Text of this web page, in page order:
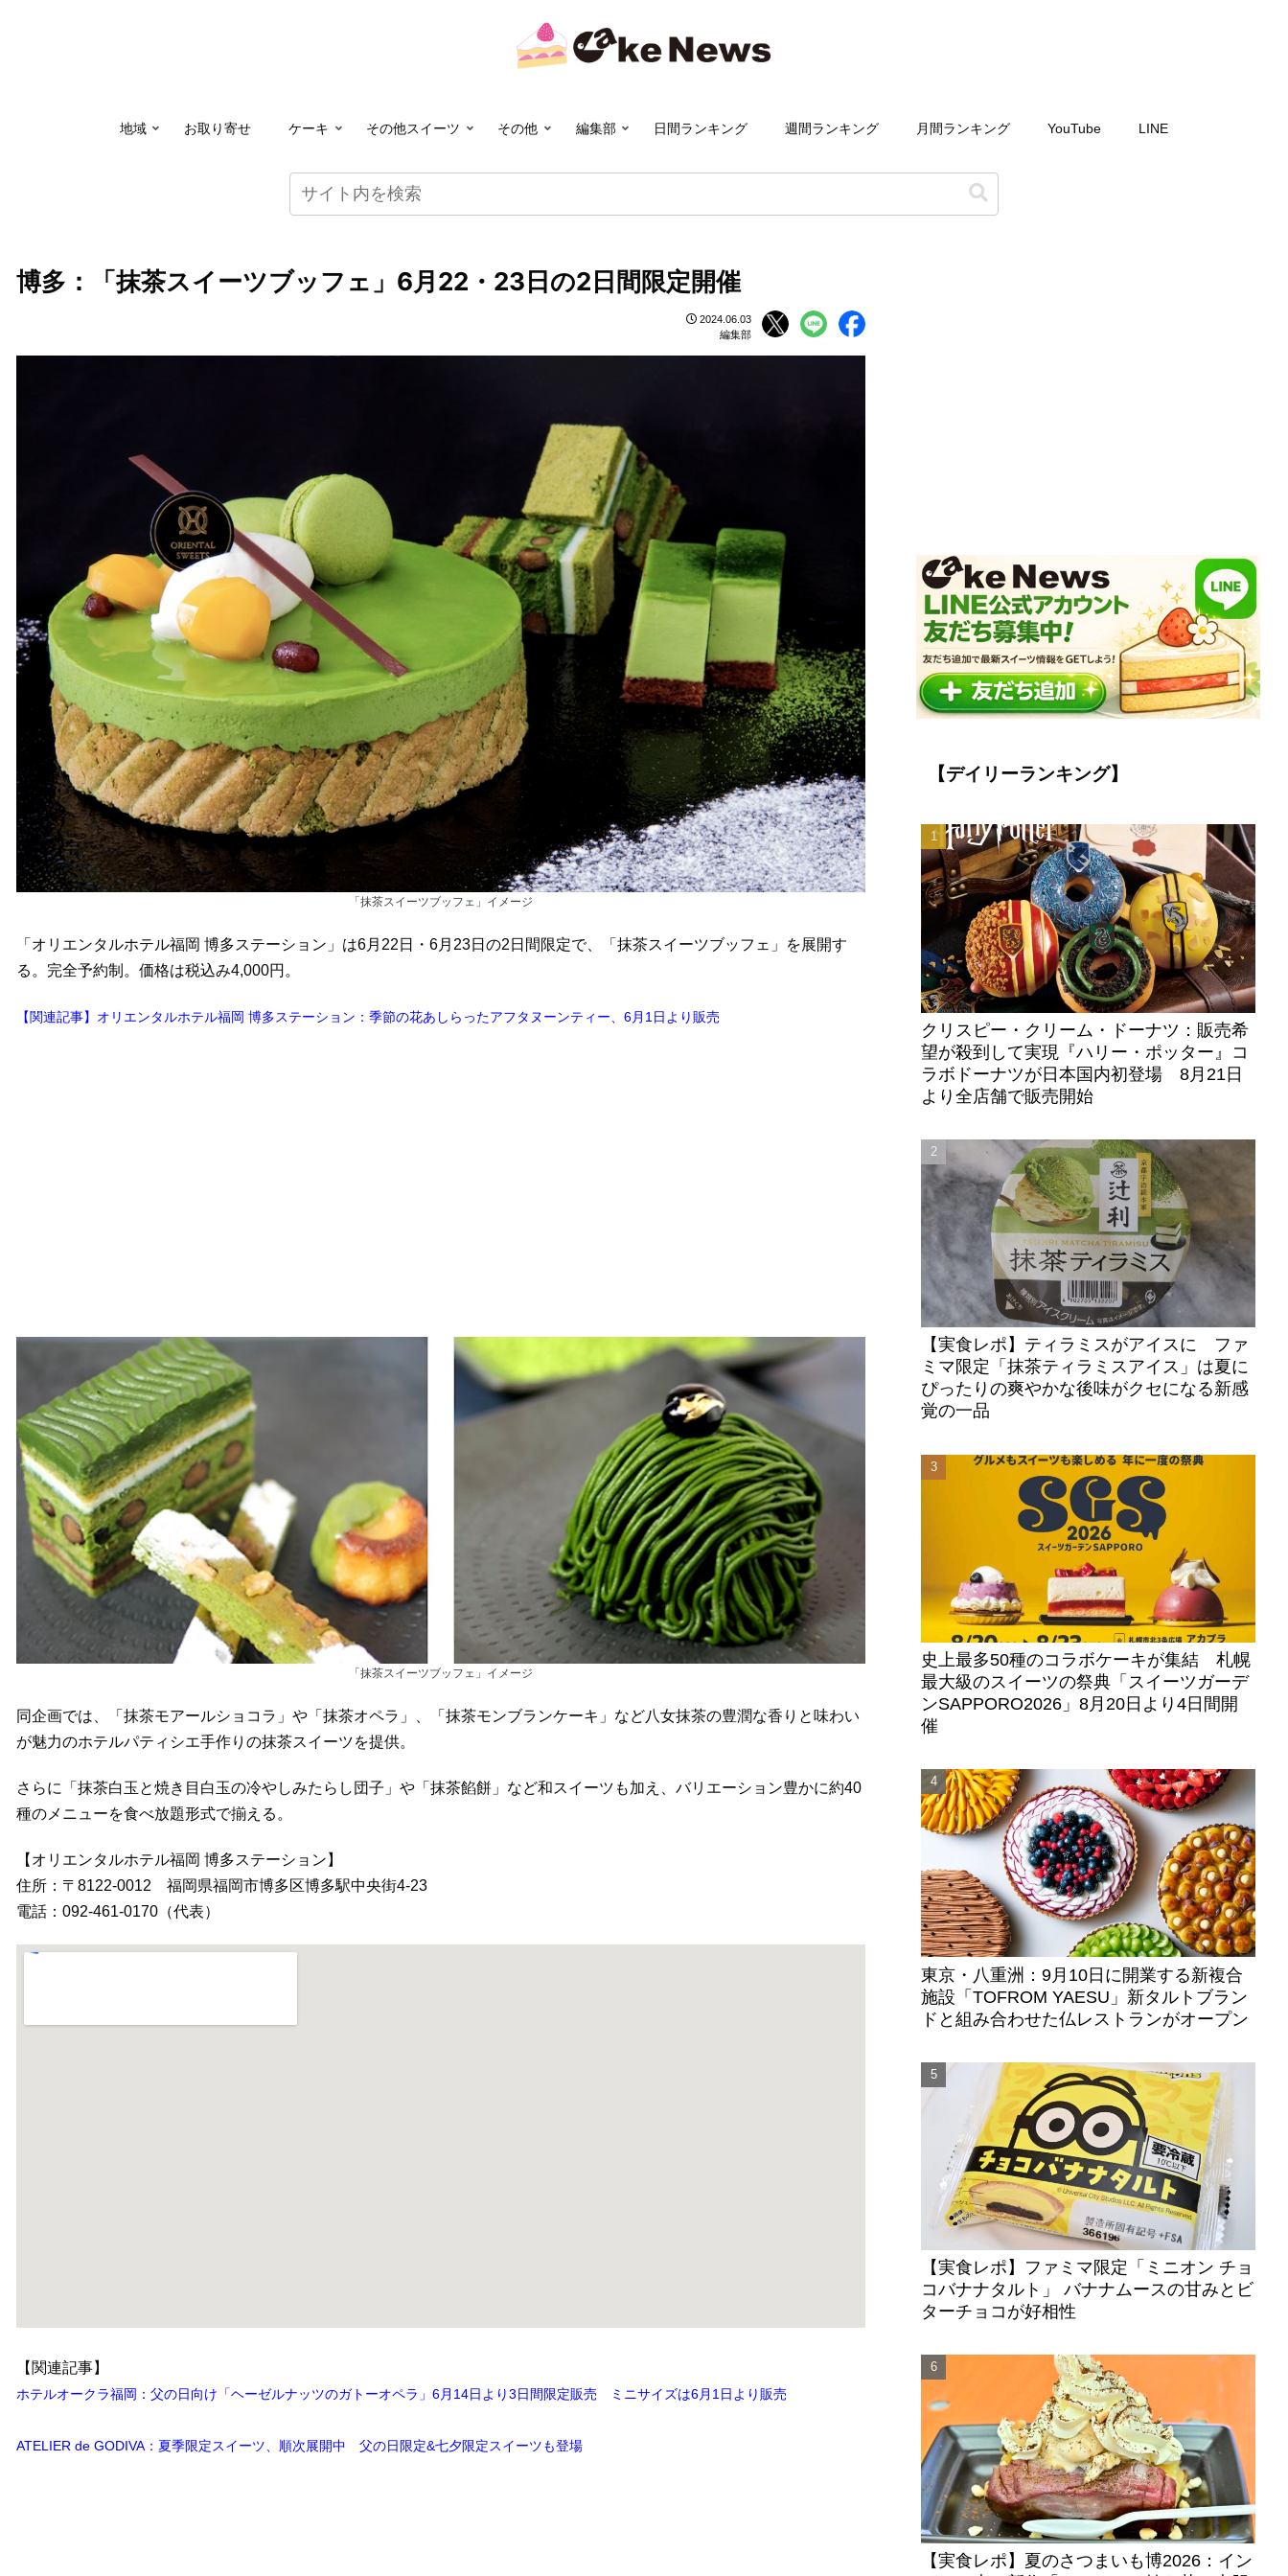
地域 お取り寄せ ケーキ その他スイーツ その他 編集部 日間ランキング 週間ランキング 月間ランキング YouTube LINE
博多：「抹茶スイーツブッフェ」6月22・23日の2日間限定開催
2024.06.03
編集部
「抹茶スイーツブッフェ」イメージ
「オリエンタルホテル福岡 博多ステーション」は6月22日・6月23日の2日間限定で、「抹茶スイーツブッフェ」を展開す
る。完全予約制。価格は税込み4,000円。
【関連記事】オリエンタルホテル福岡 博多ステーション：季節の花あしらったアフタヌーンティー、6月1日より販売
「抹茶スイーツブッフェ」イメージ
同企画では、「抹茶モアールショコラ」や「抹茶オペラ」、「抹茶モンブランケーキ」など八女抹茶の豊潤な香りと味わい
が魅力のホテルパティシエ手作りの抹茶スイーツを提供。
さらに「抹茶白玉と焼き目白玉の冷やしみたらし団子」や「抹茶餡餅」など和スイーツも加え、バリエーション豊かに約40
種のメニューを食べ放題形式で揃える。
【オリエンタルホテル福岡 博多ステーション】
住所：〒8122‐0012 福岡県福岡市博多区博多駅中央街4‐23
電話：092‐461‐0170（代表）
【関連記事】
ホテルオークラ福岡：父の日向け「ヘーゼルナッツのガトーオペラ」6月14日より3日間限定販売 ミニサイズは6月1日より販売
ATELIER de GODIVA：夏季限定スイーツ、順次展開中 父の日限定&七夕限定スイーツも登場
【デイリーランキング】
クリスピー・クリーム・ドーナツ：販売希
望が殺到して実現『ハリー・ポッター』コ
ラボドーナツが日本国内初登場 8月21日
より全店舗で販売開始
【実食レポ】ティラミスがアイスに ファ
ミマ限定「抹茶ティラミスアイス」は夏に
ぴったりの爽やかな後味がクセになる新感
覚の一品
史上最多50種のコラボケーキが集結 札幌
最大級のスイーツの祭典「スイーツガーデ
ンSAPPORO2026」8月20日より4日間開
催
東京・八重洲：9月10日に開業する新複合
施設「TOFROM YAESU」新タルトブラン
ドと組み合わせた仏レストランがオープン
【実食レポ】ファミマ限定「ミニオン チョ
コバナナタルト」 バナナムースの甘みとビ
ターチョコが好相性
【実食レポ】夏のさつまいも博2026：イン